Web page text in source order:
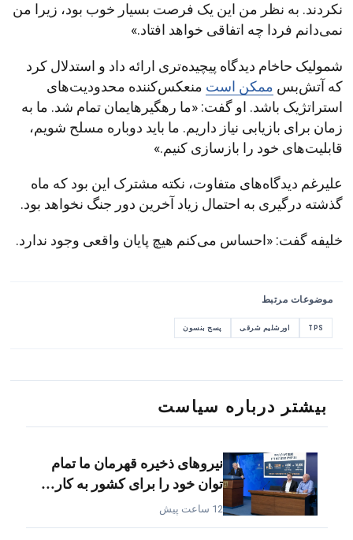
نکردند. به نظر من این یک فرصت بسیار خوب بود، زیرا من
نمی‌دانم فردا چه اتفاقی خواهد افتاد.»
شمولیک حاخام دیدگاه پیچیده‌تری ارائه داد و استدلال کرد
که آتش‌بس ممکن است منعکس‌کننده محدودیت‌های
استراتژیک باشد. او گفت: «ما رهگیرهایمان تمام شد. ما به
زمان برای بازیابی نیاز داریم. ما باید دوباره مسلح شویم،
قابلیت‌های خود را بازسازی کنیم.»
علیرغم دیدگاه‌های متفاوت، نکته مشترک این بود که ماه
گذشته درگیری به احتمال زیاد آخرین دور جنگ نخواهد بود.
خلیفه گفت: «احساس می‌کنم هیچ پایان واقعی وجود ندارد.
موضوعات مرتبط
TPS اورشلیم شرقی پسح بنسون
بیشتر درباره سیاست
نیروهای ذخیره قهرمان ما تمام
توان خود را برای کشور به کار…
12 ساعت پیش